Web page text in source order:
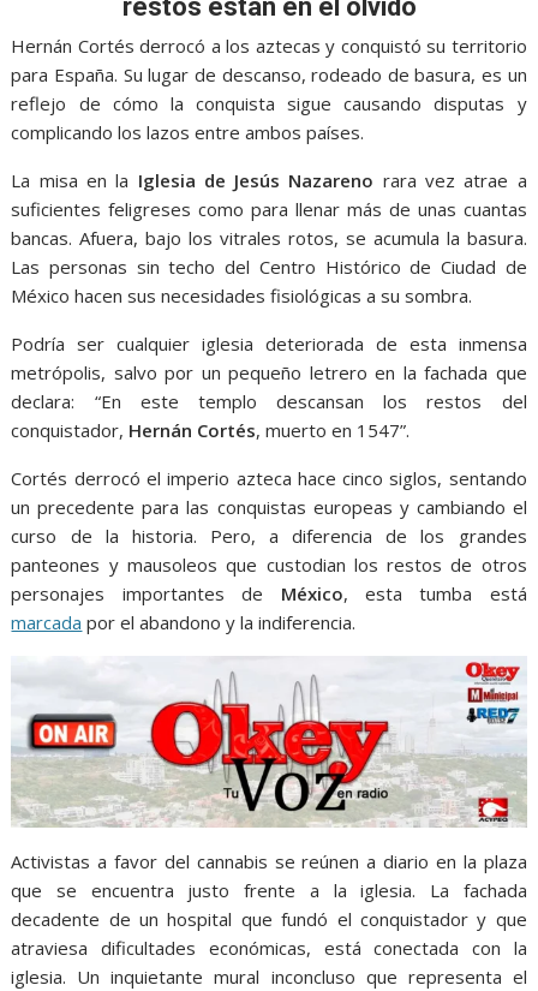
o
k
p
p
g
er
m
restos están en el olvido
Hernán Cortés derrocó a los aztecas y conquistó su territorio
para España. Su lugar de descanso, rodeado de basura, es un
reflejo de cómo la conquista sigue causando disputas y
complicando los lazos entre ambos países.
La misa en la Iglesia de Jesús Nazareno rara vez atrae a
suficientes feligreses como para llenar más de unas cuantas
bancas. Afuera, bajo los vitrales rotos, se acumula la basura.
Las personas sin techo del Centro Histórico de Ciudad de
México hacen sus necesidades fisiológicas a su sombra.
Podría ser cualquier iglesia deteriorada de esta inmensa
metrópolis, salvo por un pequeño letrero en la fachada que
declara: “En este templo descansan los restos del
conquistador, Hernán Cortés, muerto en 1547”.
Cortés derrocó el imperio azteca hace cinco siglos, sentando
un precedente para las conquistas europeas y cambiando el
curso de la historia. Pero, a diferencia de los grandes
panteones y mausoleos que custodian los restos de otros
personajes importantes de México, esta tumba está
marcada por el abandono y la indiferencia.
Activistas a favor del cannabis se reúnen a diario en la plaza
que se encuentra justo frente a la iglesia. La fachada
decadente de un hospital que fundó el conquistador y que
atraviesa dificultades económicas, está conectada con la
iglesia. Un inquietante mural inconcluso que representa el